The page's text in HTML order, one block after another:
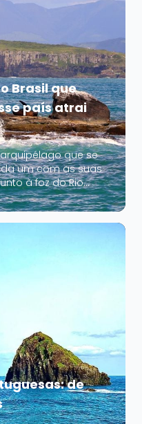
Brasil que
país atrai
que se
um com as suas
à foz do Rio
com os
de gado que
leste, as dunas
paisagens
de